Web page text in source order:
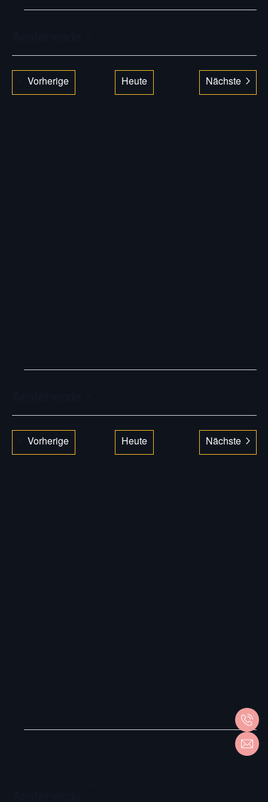
Datum
VorherigeVeranstaltungen
Heute
Nächste
Datum
VorherigeVeranstaltungen
Heute
Nächste